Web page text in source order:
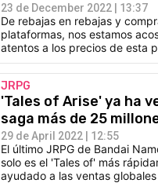
23 de December 2022 | 13:37
De rebajas en rebajas y
plataformas, nos estamos
atentos a los precios de esta
JRPG
'Tales of Arise' ya ha
saga más de 25
29 de April 2022 | 12:55
El último JRPG de Bandai
solo es el 'Tales of' más
ayudado a las ventas